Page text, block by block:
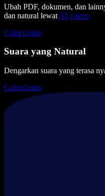
Ubah PDF, dokumen, dan
dan natural lewat AI voices
Coba Gratis
Suara yang Natural
Dengarkan suara yang terasa
Coba Gratis